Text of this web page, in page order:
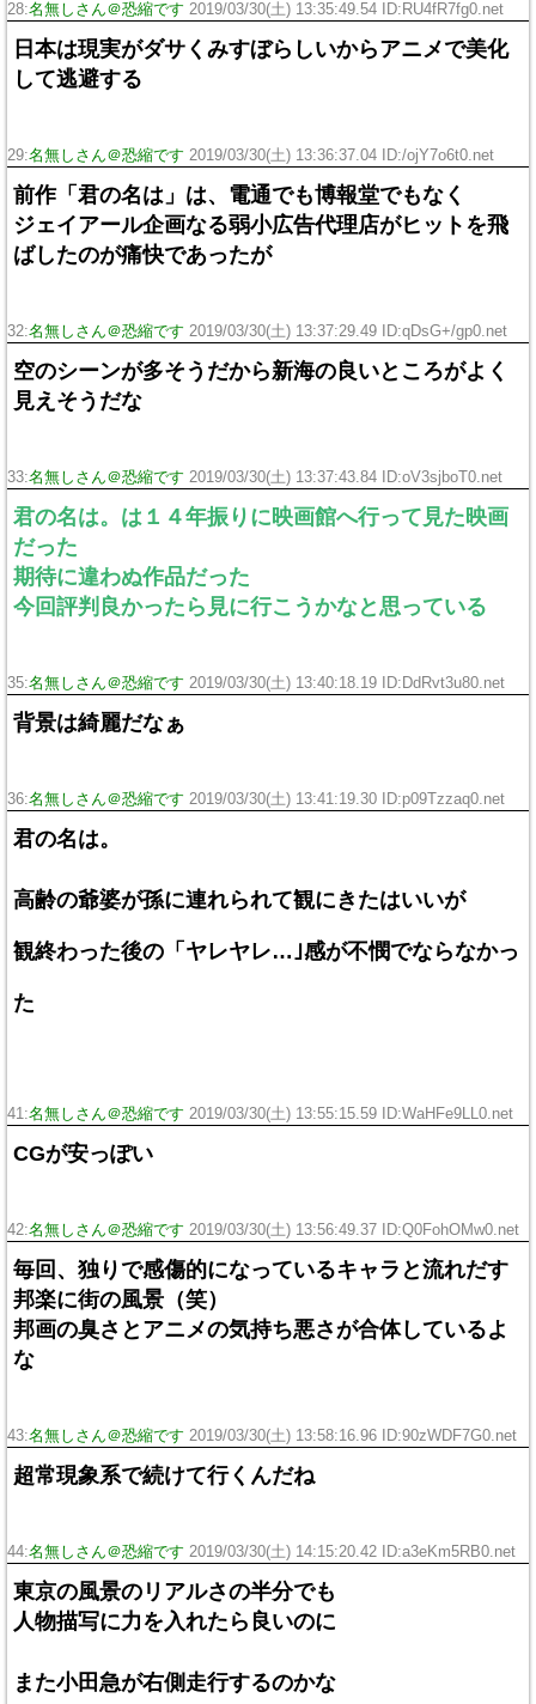
28:名無しさん＠恐縮です 2019/03/30(土) 13:35:49.54 ID:RU4fR7fg0.net
日本は現実がダサくみすぼらしいからアニメで美化
して逃避する
29:名無しさん＠恐縮です 2019/03/30(土) 13:36:37.04 ID:/ojY7o6t0.net
前作「君の名は」は、電通でも博報堂でもなく
ジェイアール企画なる弱小広告代理店がヒットを飛
ばしたのが痛快であったが
32:名無しさん＠恐縮です 2019/03/30(土) 13:37:29.49 ID:qDsG+/gp0.net
空のシーンが多そうだから新海の良いところがよく
見えそうだな
33:名無しさん＠恐縮です 2019/03/30(土) 13:37:43.84 ID:oV3sjboT0.net
君の名は。は１４年振りに映画館へ行って見た映画
だった
期待に違わぬ作品だった
今回評判良かったら見に行こうかなと思っている
35:名無しさん＠恐縮です 2019/03/30(土) 13:40:18.19 ID:DdRvt3u80.net
背景は綺麗だなぁ
36:名無しさん＠恐縮です 2019/03/30(土) 13:41:19.30 ID:p09Tzzaq0.net
君の名は。
高齢の爺婆が孫に連れられて観にきたはいいが
観終わった後の「ヤレヤレ…｣感が不憫でならなかっ
た
41:名無しさん＠恐縮です 2019/03/30(土) 13:55:15.59 ID:WaHFe9LL0.net
CGが安っぽい
42:名無しさん＠恐縮です 2019/03/30(土) 13:56:49.37 ID:Q0FohOMw0.net
毎回、独りで感傷的になっているキャラと流れだす
邦楽に街の風景（笑）
邦画の臭さとアニメの気持ち悪さが合体しているよ
な
43:名無しさん＠恐縮です 2019/03/30(土) 13:58:16.96 ID:90zWDF7G0.net
超常現象系で続けて行くんだね
44:名無しさん＠恐縮です 2019/03/30(土) 14:15:20.42 ID:a3eKm5RB0.net
東京の風景のリアルさの半分でも
人物描写に力を入れたら良いのに
また小田急が右側走行するのかな